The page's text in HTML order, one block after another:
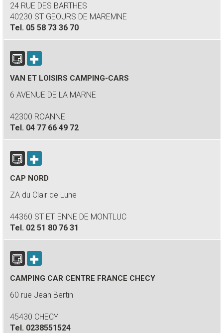
24 RUE DES BARTHES
40230 ST GEOURS DE MAREMNE
Tel. 05 58 73 36 70
VAN ET LOISIRS CAMPING-CARS
6 AVENUE DE LA MARNE
42300 ROANNE
Tel. 04 77 66 49 72
CAP NORD
ZA du Clair de Lune
44360 ST ETIENNE DE MONTLUC
Tel. 02 51 80 76 31
CAMPING CAR CENTRE FRANCE CHECY
60 rue Jean Bertin
45430 CHECY
Tel. 0238551524